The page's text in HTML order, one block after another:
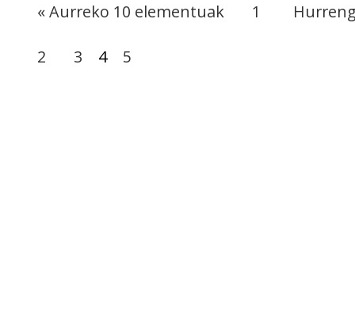
« Aurreko 10 elementuak 1
2 3 4 5